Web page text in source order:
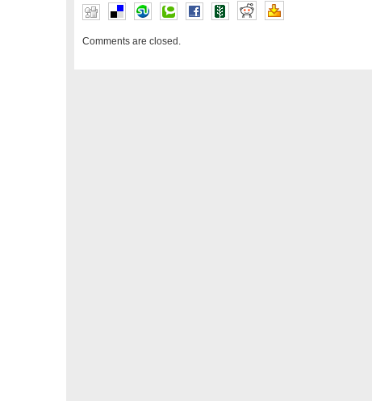
Comments are closed.